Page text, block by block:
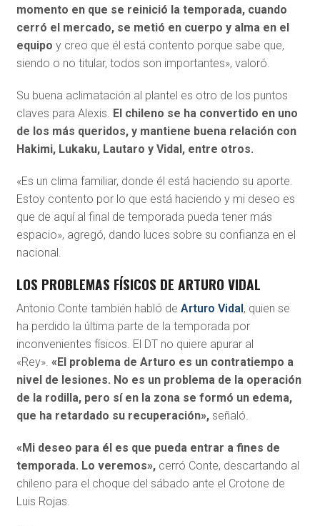
momento en que se reinició la temporada, cuando
cerró el mercado, se metió en cuerpo y alma en el
equipo y creo que él está contento porque sabe que,
siendo o no titular, todos son importantes», valoró.
Su buena aclimatación al plantel es otro de los puntos
claves para Alexis. El chileno se ha convertido en uno
de los más queridos, y mantiene buena relación con
Hakimi, Lukaku, Lautaro y Vidal, entre otros.
«Es un clima familiar, donde él está haciendo su aporte.
Estoy contento por lo que está haciendo y mi deseo es
que de aquí al final de temporada pueda tener más
espacio», agregó, dando luces sobre su confianza en el
nacional.
LOS PROBLEMAS FÍSICOS DE ARTURO VIDAL
Antonio Conte también habló de Arturo Vidal , quien se
ha perdido la última parte de la temporada por
inconvenientes físicos. El DT no quiere apurar al
«Rey». «El problema de Arturo es un contratiempo a
nivel de lesiones. No es un problema de la operación
de la rodilla, pero sí en la zona se formó un edema,
que ha retardado su recuperación»,señaló.
«Mi deseo para él es que pueda entrar a fines de
temporada. Lo veremos»,cerró Conte, descartando al
chileno para el choque del sábado ante el Crotone de
Luis Rojas.